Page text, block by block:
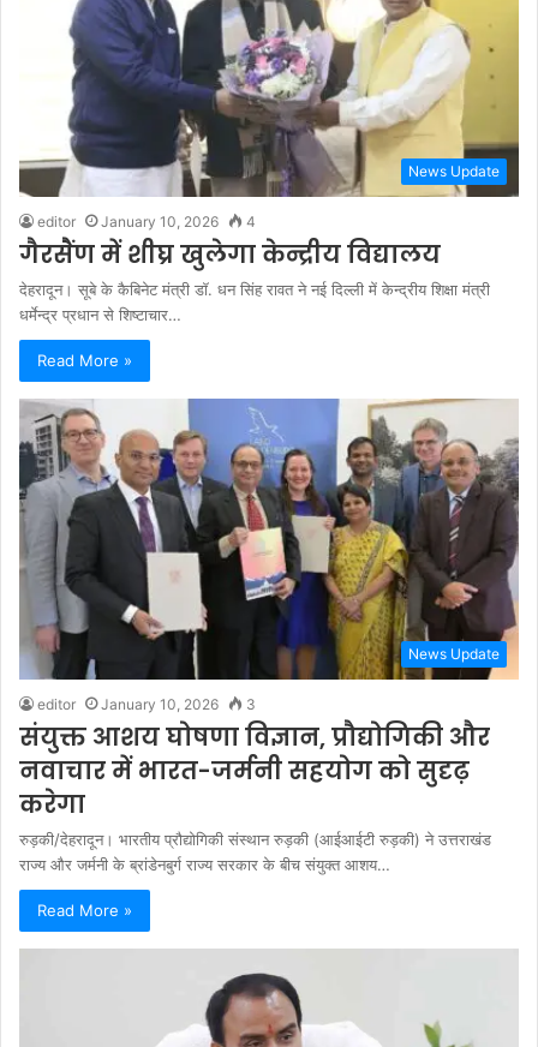
News Update
editor January 10, 2026 4
गैरसैंण में शीघ्र खुलेगा केन्द्रीय विद्यालय
देहरादून। सूबे के कैबिनेट मंत्री डॉ. धन सिंह रावत ने नई दिल्ली में केन्द्रीय शिक्षा मंत्री
धर्मेन्द्र प्रधान से शिष्टाचार…
Read More »
News Update
editor January 10, 2026 3
संयुक्त आशय घोषणा विज्ञान, प्रौद्योगिकी और
नवाचार में भारत-जर्मनी सहयोग को सुदृढ़
करेगा
रुड़की/देहरादून। भारतीय प्रौद्योगिकी संस्थान रुड़की (आईआईटी रुड़की) ने उत्तराखंड
राज्य और जर्मनी के ब्रांडेनबुर्ग राज्य सरकार के बीच संयुक्त आशय…
Read More »